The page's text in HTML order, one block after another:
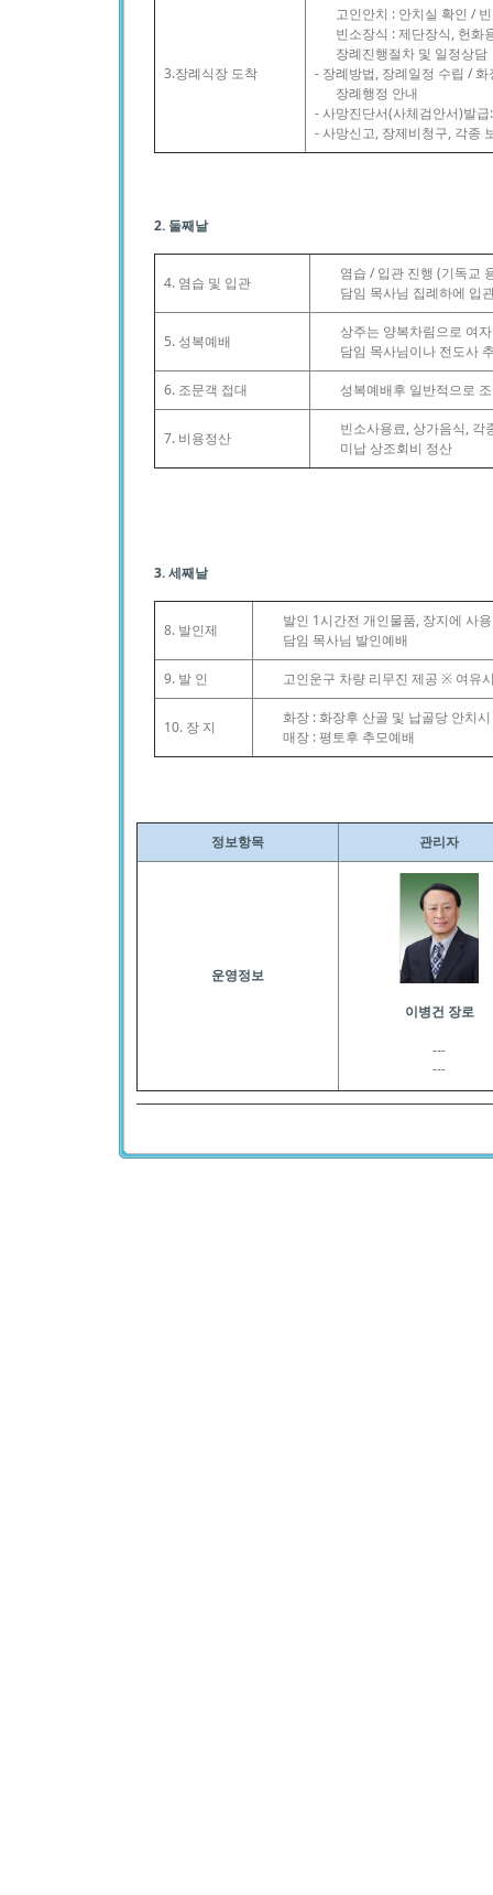
3.장례식장 도착
고인안치 : 안치실 확인 /
빈소장식 : 제단장식, 헌화
장례진행절차 및 일정상담
- 장례방법, 장례일정 수립 /
장례행정 안내
- 사망진단서(사체검안서)발
- 사망신고, 장제비청구, 각종
2. 둘째날
4. 염습 및 입관
염습 / 입관 진행 (기독교
담임 목사님 집례하에 입
5. 성복예배
상주는 양복차림으로 여
담임 목사님이나 전도사
6. 조문객 접대 성복예배후 일반적으로
7. 비용정산
빈소사용료, 상가음식, 각
미납 상조회비 정산
3. 세째날
8. 발인제
발인 1시간전 개인물품, 장지에 사
담임 목사님 발인예배
9. 발 인 고인운구 차량 리무진 제공 ※ 여유
10. 장 지
화장 : 화장후 산골 및 납골당 안치
매장 : 평토후 추모예배
정보항목 관리자
운영정보
이병건 장로
---
---